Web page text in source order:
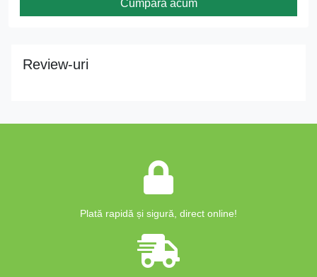
Cumpără acum
Review-uri
Plată rapidă și sigură, direct online!